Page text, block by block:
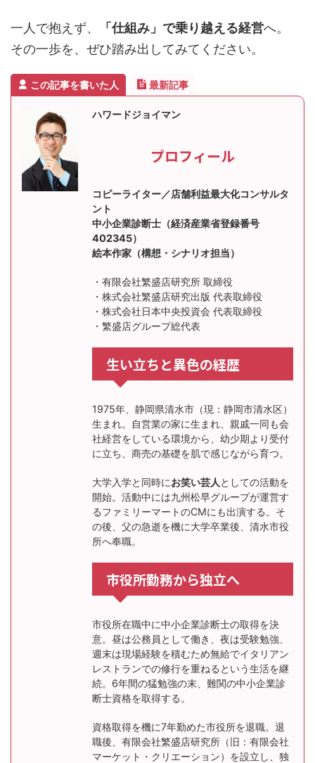
一人で抱えず、 「仕組み」で乗り越える経営へ。
その一歩を、ぜひ踏み出してみてください。
この記事を書いた人 最新記事
ハワードジョイマン
プロフィール
コピーライター／店舗利益最大化コンサルタ
ント
中小企業診断士（経済産業省登録番号
402345）
絵本作家（構想・シナリオ担当）
・有限会社繁盛店研究所 取締役
・株式会社繁盛店研究出版 代表取締役
・株式会社日本中央投資会 代表取締役
・繁盛店グループ総代表
生い立ちと異色の経歴
1975年、静岡県清水市（現：静岡市清水区）
生まれ。自営業の家に生まれ、親戚一同も会
社経営をしている環境から、幼少期より受付
に立ち、商売の基礎を肌で感じながら育つ。
大学入学と同時にお笑い芸人 としての活動を
開始。活動中には九州松早グループが運営す
るファミリーマートのCMにも出演する。そ
の後、父の急逝を機に大学卒業後、清水市役
所へ奉職。
市役所勤務から独立へ
市役所在職中に中小企業診断士の取得を決
意。昼は公務員として働き、夜は受験勉強、
週末は現場経験を積むため無給でイタリアン
レストランでの修行を重ねるという生活を継
続。6年間の猛勉強の末、難関の中小企業診
断士資格を取得する。
資格取得を機に7年勤めた市役所を退職。退
職後、有限会社繁盛店研究所（旧：有限会社
マーケット・クリエーション）を設立し、独